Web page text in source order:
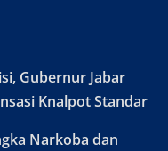
Gubernur Jabar
Knalpot Standar
Narkoba dan